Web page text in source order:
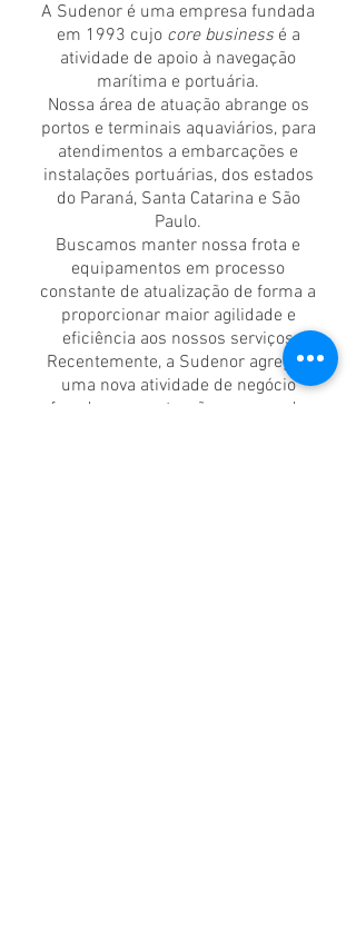
A Sudenor é uma empresa fundada
em 1993 cujocore business é a
atividade de apoio à navegação
marítima e portuária.
Nossa área de atuação abrange os
portos e terminais aquaviários, para
atendimentos a embarcações e
instalações portuárias, dos estados
do Paraná, Santa Catarina e São
Paulo.
Buscamos manter nossa frota e
equipamentos em processo
constante de atualização de forma a
proporcionar maior agilidade e
eficiência aos nossos serviços
Recentemente, a Sudenor agregou
uma nova atividade de negócio
focada na construção e reparo de